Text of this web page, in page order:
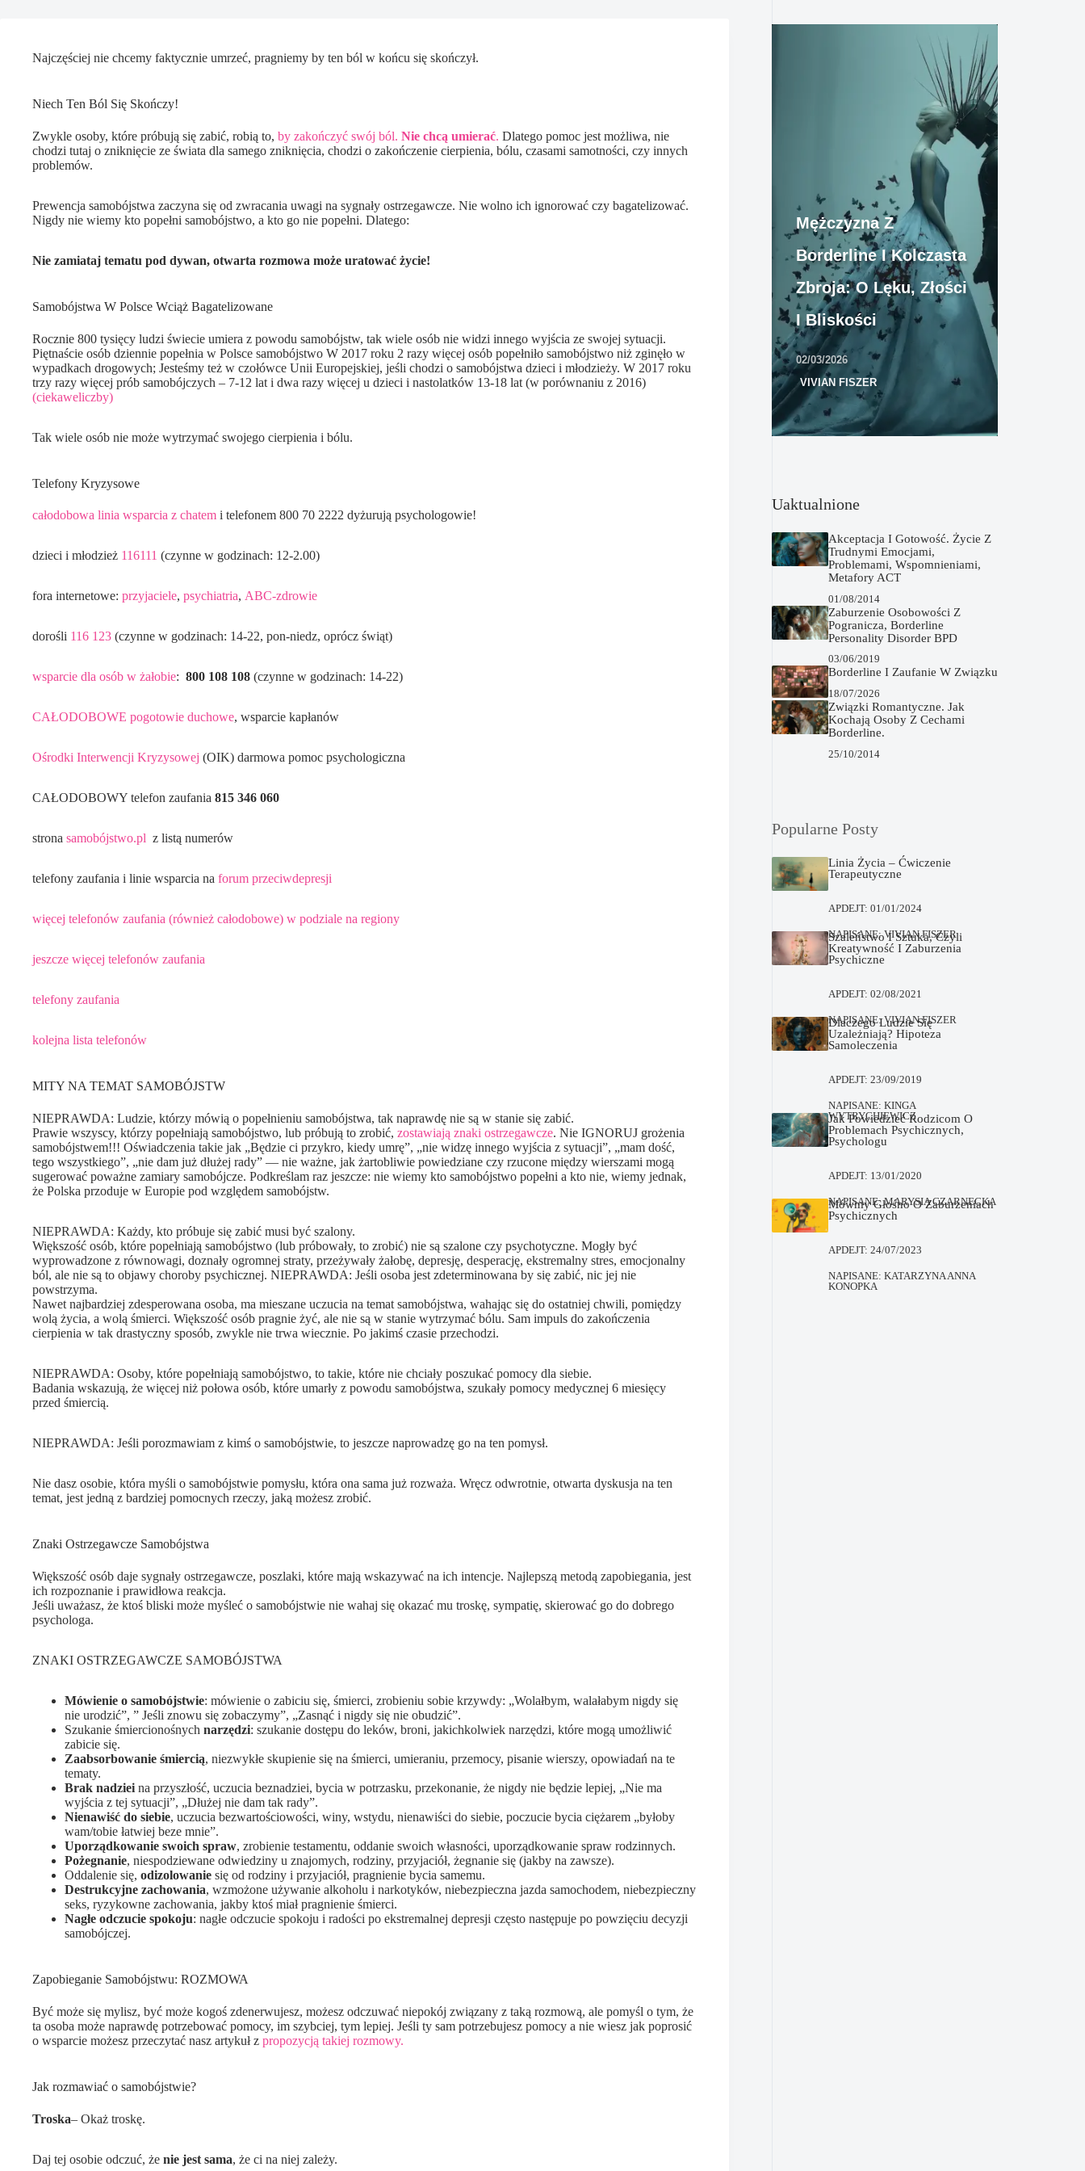
Najczęściej nie chcemy faktycznie umrzeć, pragniemy by ten ból w końcu się skończył.
Niech Ten Ból Się Skończy!
Zwykle osoby, które próbują się zabić, robią to, by zakończyć swój ból. Nie chcą umierać. Dlatego pomoc jest możliwa, nie
chodzi tutaj o zniknięcie ze świata dla samego zniknięcia, chodzi o zakończenie cierpienia, bólu, czasami samotności, czy innych
problemów.
Prewencja samobójstwa zaczyna się od zwracania uwagi na sygnały ostrzegawcze. Nie wolno ich ignorować czy bagatelizować.
Nigdy nie wiemy kto popełni samobójstwo, a kto go nie popełni. Dlatego:
Nie zamiataj tematu pod dywan, otwarta rozmowa może uratować życie!
Samobójstwa W Polsce Wciąż Bagatelizowane
Rocznie 800 tysięcy ludzi świecie umiera z powodu samobójstw, tak wiele osób nie widzi innego wyjścia ze swojej sytuacji.
Piętnaście osób dziennie popełnia w Polsce samobójstwo W 2017 roku 2 razy więcej osób popełniło samobójstwo niż zginęło w
wypadkach drogowych; Jesteśmy też w czołówce Unii Europejskiej, jeśli chodzi o samobójstwa dzieci i młodzieży. W 2017 roku
trzy razy więcej prób samobójczych – 7-12 lat i dwa razy więcej u dzieci i nastolatków 13-18 lat (w porównaniu z 2016)
(ciekaweliczby)
Tak wiele osób nie może wytrzymać swojego cierpienia i bólu.
Telefony Kryzysowe
całodobowa linia wsparcia z chatem i telefonem 800 70 2222 dyżurują psychologowie!
dzieci i młodzież 116111 (czynne w godzinach: 12-2.00)
fora internetowe: przyjaciele, psychiatria, ABC-zdrowie
dorośli 116 123 (czynne w godzinach: 14-22, pon-niedz, oprócz świąt)
wsparcie dla osób w żałobie: 800 108 108 (czynne w godzinach: 14-22)
CAŁODOBOWE pogotowie duchowe, wsparcie kapłanów
Ośrodki Interwencji Kryzysowej (OIK) darmowa pomoc psychologiczna
CAŁODOBOWY telefon zaufania 815 346 060
strona samobójstwo.pl z listą numerów
telefony zaufania i linie wsparcia na forum przeciwdepresji
więcej telefonów zaufania (również całodobowe) w podziale na regiony
jeszcze więcej telefonów zaufania
telefony zaufania
kolejna lista telefonów
MITY NA TEMAT SAMOBÓJSTW
NIEPRAWDA: Ludzie, którzy mówią o popełnieniu samobójstwa, tak naprawdę nie są w stanie się zabić.
Prawie wszyscy, którzy popełniają samobójstwo, lub próbują to zrobić, zostawiają znaki ostrzegawcze. Nie IGNORUJ grożenia
samobójstwem!!! Oświadczenia takie jak „Będzie ci przykro, kiedy umrę”, „nie widzę innego wyjścia z sytuacji”, „mam dość,
tego wszystkiego”, „nie dam już dłużej rady” — nie ważne, jak żartobliwie powiedziane czy rzucone między wierszami mogą
sugerować poważne zamiary samobójcze. Podkreślam raz jeszcze: nie wiemy kto samobójstwo popełni a kto nie, wiemy jednak,
że Polska przoduje w Europie pod względem samobójstw.
NIEPRAWDA: Każdy, kto próbuje się zabić musi być szalony.
Większość osób, które popełniają samobójstwo (lub próbowały, to zrobić) nie są szalone czy psychotyczne. Mogły być
wyprowadzone z równowagi, doznały ogromnej straty, przeżywały żałobę, depresję, desperację, ekstremalny stres, emocjonalny
ból, ale nie są to objawy choroby psychicznej. NIEPRAWDA: Jeśli osoba jest zdeterminowana by się zabić, nic jej nie
powstrzyma.
Nawet najbardziej zdesperowana osoba, ma mieszane uczucia na temat samobójstwa, wahając się do ostatniej chwili, pomiędzy
wolą życia, a wolą śmierci. Większość osób pragnie żyć, ale nie są w stanie wytrzymać bólu. Sam impuls do zakończenia
cierpienia w tak drastyczny sposób, zwykle nie trwa wiecznie. Po jakimś czasie przechodzi.
NIEPRAWDA: Osoby, które popełniają samobójstwo, to takie, które nie chciały poszukać pomocy dla siebie.
Badania wskazują, że więcej niż połowa osób, które umarły z powodu samobójstwa, szukały pomocy medycznej 6 miesięcy
przed śmiercią.
NIEPRAWDA: Jeśli porozmawiam z kimś o samobójstwie, to jeszcze naprowadzę go na ten pomysł.
Nie dasz osobie, która myśli o samobójstwie pomysłu, która ona sama już rozważa. Wręcz odwrotnie, otwarta dyskusja na ten
temat, jest jedną z bardziej pomocnych rzeczy, jaką możesz zrobić.
Znaki Ostrzegawcze Samobójstwa
Większość osób daje sygnały ostrzegawcze, poszlaki, które mają wskazywać na ich intencje. Najlepszą metodą zapobiegania, jest
ich rozpoznanie i prawidłowa reakcja.
Jeśli uważasz, że ktoś bliski może myśleć o samobójstwie nie wahaj się okazać mu troskę, sympatię, skierować go do dobrego
psychologa.
ZNAKI OSTRZEGAWCZE SAMOBÓJSTWA
Mówienie o samobójstwie: mówienie o zabiciu się, śmierci, zrobieniu sobie krzywdy: „Wolałbym, walałabym nigdy się
nie urodzić”, ” Jeśli znowu się zobaczymy”, „Zasnąć i nigdy się nie obudzić”.
Szukanie śmiercionośnych narzędzi: szukanie dostępu do leków, broni, jakichkolwiek narzędzi, które mogą umożliwić
zabicie się.
Zaabsorbowanie śmiercią, niezwykłe skupienie się na śmierci, umieraniu, przemocy, pisanie wierszy, opowiadań na te
tematy.
Brak nadziei na przyszłość, uczucia beznadziei, bycia w potrzasku, przekonanie, że nigdy nie będzie lepiej, „Nie ma
wyjścia z tej sytuacji”, „Dłużej nie dam tak rady”.
Nienawiść do siebie, uczucia bezwartościowości, winy, wstydu, nienawiści do siebie, poczucie bycia ciężarem „byłoby
wam/tobie łatwiej beze mnie”.
Uporządkowanie swoich spraw, zrobienie testamentu, oddanie swoich własności, uporządkowanie spraw rodzinnych.
Pożegnanie, niespodziewane odwiedziny u znajomych, rodziny, przyjaciół, żegnanie się (jakby na zawsze).
Oddalenie się, odizolowanie się od rodziny i przyjaciół, pragnienie bycia samemu.
Destrukcyjne zachowania, wzmożone używanie alkoholu i narkotyków, niebezpieczna jazda samochodem, niebezpieczny
seks, ryzykowne zachowania, jakby ktoś miał pragnienie śmierci.
Nagłe odczucie spokoju: nagłe odczucie spokoju i radości po ekstremalnej depresji często następuje po powzięciu decyzji
samobójczej.
Zapobieganie Samobójstwu: ROZMOWA
Być może się mylisz, być może kogoś zdenerwujesz, możesz odczuwać niepokój związany z taką rozmową, ale pomyśl o tym, że
ta osoba może naprawdę potrzebować pomocy, im szybciej, tym lepiej. Jeśli ty sam potrzebujesz pomocy a nie wiesz jak poprosić
o wsparcie możesz przeczytać nasz artykuł z propozycją takiej rozmowy.
Jak rozmawiać o samobójstwie?
Troska– Okaż troskę.
Daj tej osobie odczuć, że nie jest sama, że ci na niej zależy.
Mężczyzna Z
Borderline I Kolczasta
Zbroja: O Lęku, Złości
I Bliskości
02/03/2026
VIVIAN FISZER
Uaktualnione
Akceptacja I Gotowość. Życie Z
Trudnymi Emocjami,
Problemami, Wspomnieniami,
Metafory ACT
01/08/2014
Zaburzenie Osobowości Z
Pogranicza, Borderline
Personality Disorder BPD
03/06/2019
Borderline I Zaufanie W Związku
18/07/2026
Związki Romantyczne. Jak
Kochają Osoby Z Cechami
Borderline.
25/10/2014
Popularne Posty
Linia Życia – Ćwiczenie
Terapeutyczne
APDEJT:01/01/2024
NAPISANE:VIVIAN FISZER
Szaleństwo I Sztuka, Czyli
Kreatywność I Zaburzenia
Psychiczne
APDEJT:02/08/2021
NAPISANE:VIVIAN FISZER
Dlaczego Ludzie Się
Uzależniają? Hipoteza
Samoleczenia
APDEJT:23/09/2019
NAPISANE:KINGA
WYTRYCHIEWICZ
Jak Powiedzieć Rodzicom O
Problemach Psychicznych,
Psychologu
APDEJT: 13/01/2020
NAPISANE:MARYSIA CZARNECKA
Mówmy Głośno O Zaburzeniach
Psychicznych
APDEJT:24/07/2023
NAPISANE:KATARZYNA ANNA
KONOPKA